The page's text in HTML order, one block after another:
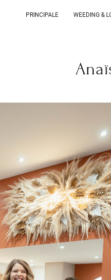
PRINCIPALE WEEDING &